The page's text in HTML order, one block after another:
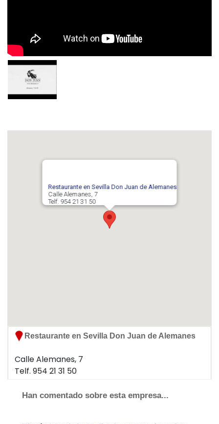
Restaurante en Sevilla Don Juan de Alemanes
Calle Alemanes, 7
Telf. 954 21 31 50
Sevilla Restaurant - Don Juan